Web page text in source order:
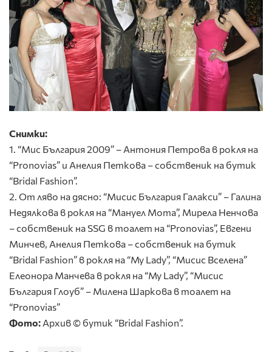
Снимки:
1. “Мис България 2009” – Антония Петрова в рокля на
“Pronovias” и Анелия Петкова – собственик на бутик
“Bridal Fashion”.
2. От ляво на дясно: “Мисис България Галакси” – Галина
Недялкова в рокля на “Мануел Мота”, Мирела Ненчова
– собственик на SSG в тоалет на “Pronovias”, Евгени
Минчев, Анелия Петкова – собственик на бутик
“Bridal Fashion” в рокля на “My Lady”, “Мисис Вселена”
Елеонора Манчева в рокля на “My Lady”, “Мисис
България Глоуб” – Милена Шаркова в тоалет на
“Pronovias”
Фото: Архив © бутик “Bridal Fashion”.